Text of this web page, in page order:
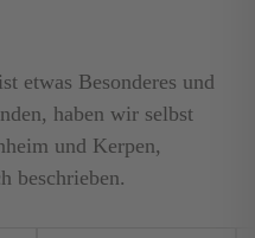
etwas Besonderes und
haben wir selbst
und Kerpen,
beschrieben.